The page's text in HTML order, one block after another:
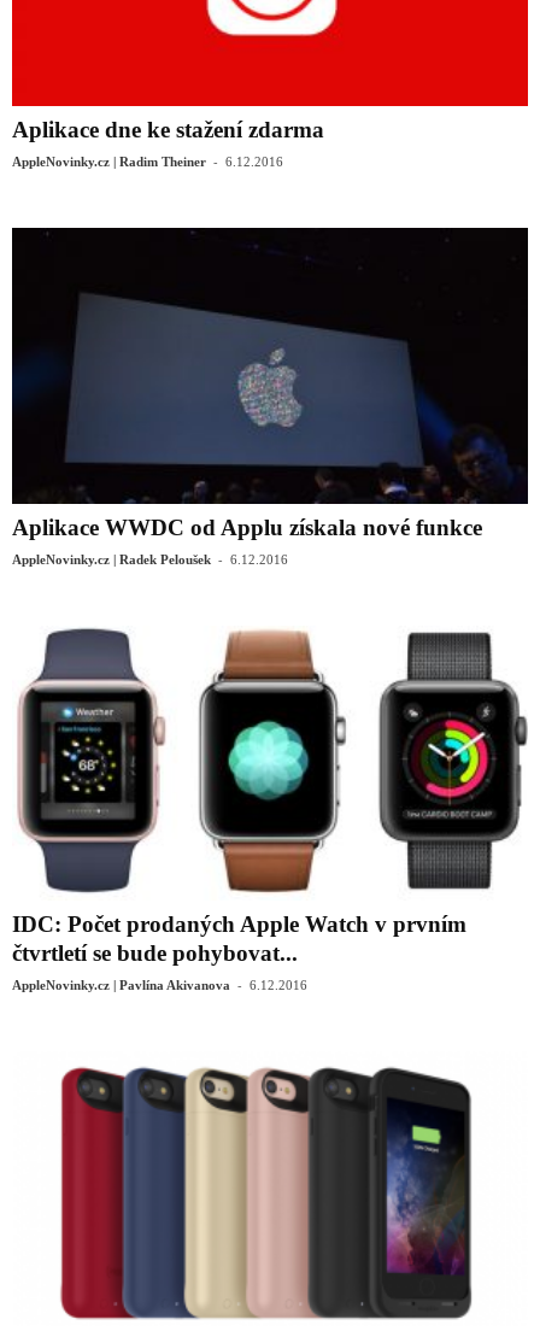
Aplikace dne ke stažení zdarma
AppleNovinky.cz | Radim Theiner - 6.12.2016
Aplikace WWDC od Applu získala nové funkce
AppleNovinky.cz | Radek Peloušek - 6.12.2016
IDC: Počet prodaných Apple Watch v prvním
čtvrtletí se bude pohybovat...
AppleNovinky.cz | Pavlína Akivanova - 6.12.2016